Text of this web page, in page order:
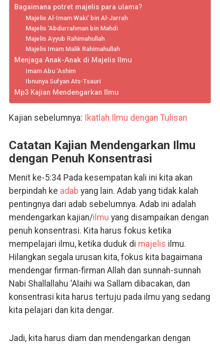
Bagaimana potret majelis para ulama?
Majelis Al-Imam Waki’ bin Al-Jarrah
Majelis ‘Abdurrahman bin Mahdi
Majelis Ayyub Rahimahullah
Majelis Imam Malik Rahimahullah
Menjaga Anak-Anak di Majelis Ilmu
Imam Abu ‘Ashim
Ibnunya Sufyan Ats-Tsauri
Mp3 Kajian Mendengarkan Ilmu
Kajian sebelumnya: Ikatlah Ilmu dengan Tulisan
Catatan Kajian Mendengarkan Ilmu
dengan Penuh Konsentrasi
Menit ke-5:34 Pada kesempatan kali ini kita akan
berpindah ke adab yang lain. Adab yang tidak kalah
pentingnya dari adab sebelumnya. Adab ini adalah
mendengarkan kajian/ilmu yang disampaikan dengan
penuh konsentrasi. Kita harus fokus ketika
mempelajari ilmu, ketika duduk di majelis ilmu.
Hilangkan segala urusan kita, fokus kita bagaimana
mendengar firman-firman Allah dan sunnah-sunnah
Nabi Shallallahu ‘Alaihi wa Sallam dibacakan, dan
konsentrasi kita harus tertuju pada ilmu yang sedang
kita pelajari dan kita dengar.
Jadi, kita harus diam dan mendengarkan dengan